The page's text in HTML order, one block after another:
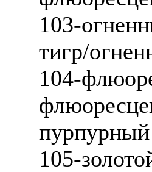
103-
тигр/
104-
пурпурный
105-